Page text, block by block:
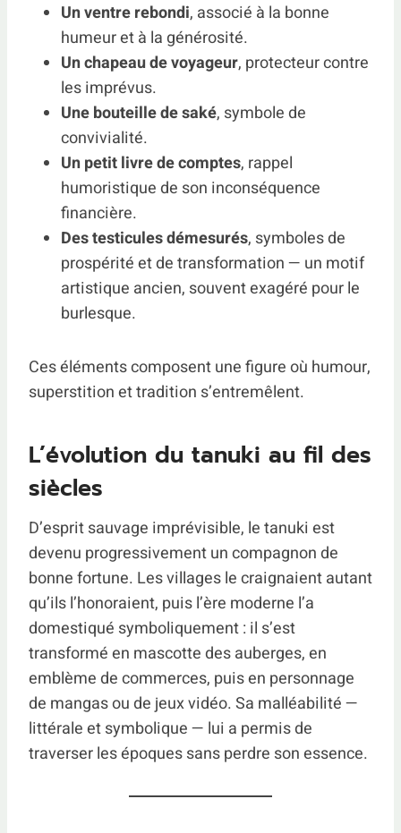
Un ventre rebondi, associé à la bonne
humeur et à la générosité.
Un chapeau de voyageur, protecteur contre
les imprévus.
Une bouteille de saké, symbole de
convivialité.
Un petit livre de comptes, rappel
humoristique de son inconséquence
financière.
Des testicules démesurés, symboles de
prospérité et de transformation — un motif
artistique ancien, souvent exagéré pour le
burlesque.
Ces éléments composent une figure où humour,
superstition et tradition s’entremêlent.
L’évolution du tanuki au fil des
siècles
D’esprit sauvage imprévisible, le tanuki est
devenu progressivement un compagnon de
bonne fortune. Les villages le craignaient autant
qu’ils l’honoraient, puis l’ère moderne l’a
domestiqué symboliquement : il s’est
transformé en mascotte des auberges, en
emblème de commerces, puis en personnage
de mangas ou de jeux vidéo. Sa malléabilité —
littérale et symbolique — lui a permis de
traverser les époques sans perdre son essence.